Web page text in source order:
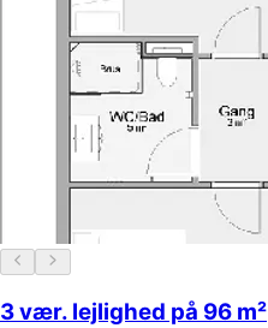
3 vær. lejlighed på 96 m²